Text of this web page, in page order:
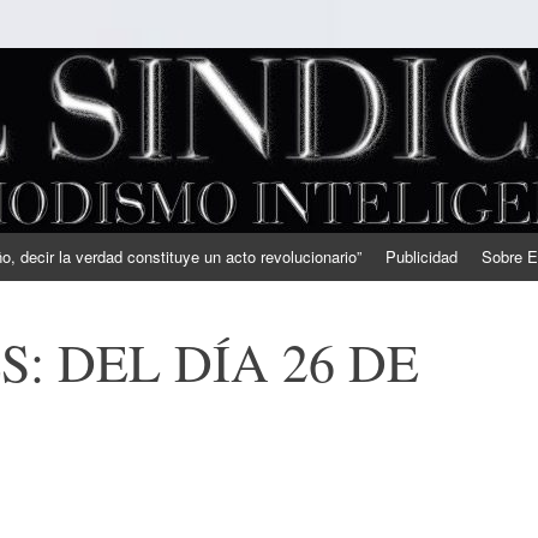
decir la verdad constituye un acto revolucionario” Publicidad Sobre
DEL DÍA 26 DE